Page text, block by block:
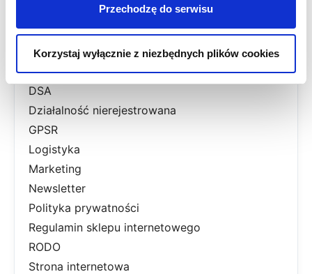
Przechodzę do serwisu
Korzystaj wyłącznie z niezbędnych plików cookies
Aktualności prawne
Allegro
Dostawy
Dropshipping
DSA
Działalność nierejestrowana
GPSR
Logistyka
Marketing
Newsletter
Polityka prywatności
Regulamin sklepu internetowego
RODO
Strona internetowa